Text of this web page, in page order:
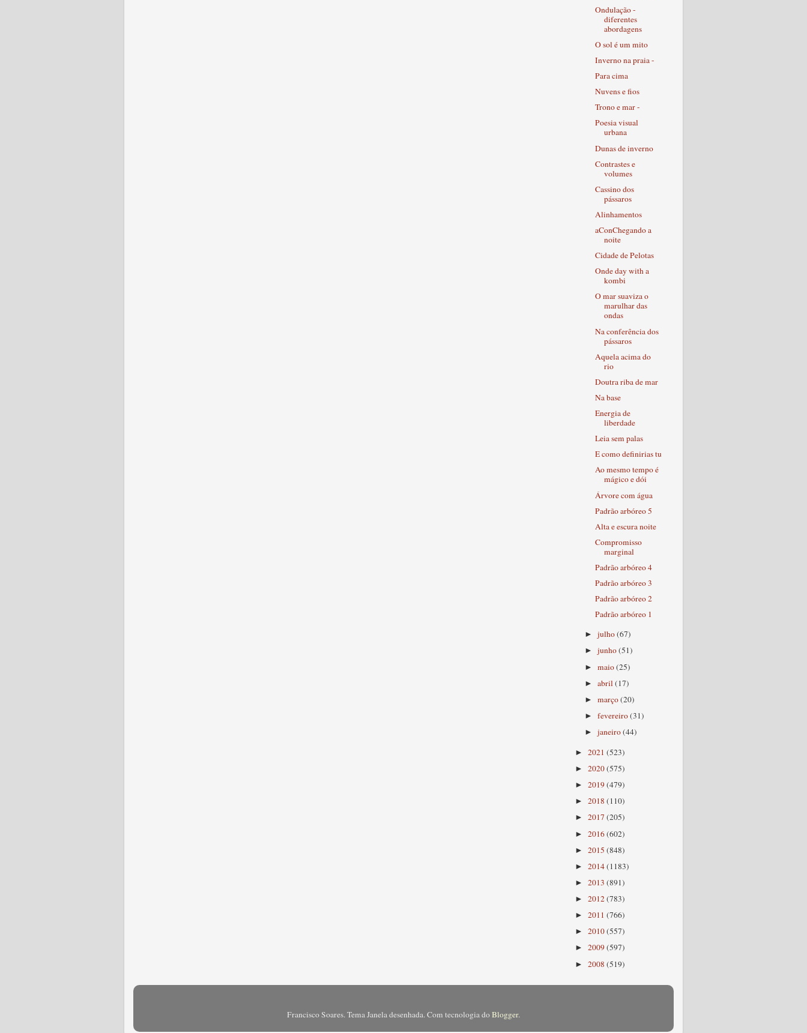
Ondulação -
diferentes
abordagens
O sol é um mito
Inverno na praia -
Para cima
Nuvens e fios
Trono e mar -
Poesia visual
urbana
Dunas de inverno
Contrastes e
volumes
Cassino dos
pássaros
Alinhamentos
aConChegando a
noite
Cidade de Pelotas
Onde day with a
kombi
O mar suaviza o
marulhar das
ondas
Na conferência dos
pássaros
Aquela acima do
rio
Doutra riba de mar
Na base
Energia de
liberdade
Leia sem palas
E como definirias tu
Ao mesmo tempo é
mágico e dói
Árvore com água
Padrão arbóreo 5
Alta e escura noite
Compromisso
marginal
Padrão arbóreo 4
Padrão arbóreo 3
Padrão arbóreo 2
Padrão arbóreo 1
►julho(67)
►junho(51)
►maio(25)
►abril(17)
►março(20)
►fevereiro(31)
►janeiro(44)
► 2021 (523)
► 2020(575)
► 2019(479)
► 2018 (110)
► 2017 (205)
► 2016(602)
► 2015 (848)
► 2014(1183)
► 2013 (891)
► 2012(783)
► 2011 (766)
► 2010(557)
► 2009(597)
► 2008 (519)
Francisco Soares. Tema Janela desenhada. Com tecnologia doBlogger.